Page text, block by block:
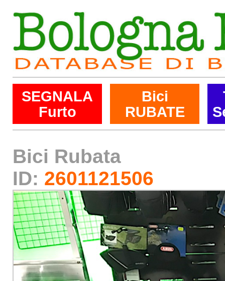
SEGNALA
Furto
Bici
RUBATE
Bici Rubata
ID: 2601121506